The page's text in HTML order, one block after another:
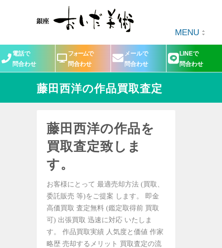
MENU
電話で
問合わせ
フォームで
問合わせ
メールで
問合わせ
LINEで
問合わせ
藤田西洋の作品買取査定
藤田西洋の作品を
買取査定致しま
す。
お客様にとって 最適売却方法 (買取、
委託販売 等)をご提案 します。 即金
高価買取 査定無料 (鑑定取得前 買取
可) 出張買取 迅速に対応 いたしま
す。 作品買取実績 人気度と価値 作家
略歴 売却するメリット 買取査定の流